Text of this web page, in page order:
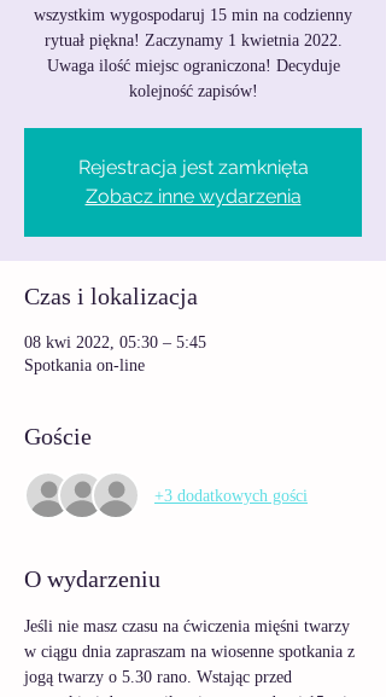
wszystkim wygospodaruj 15 min na codzienny
rytuał piękna! Zaczynamy 1 kwietnia 2022.
Uwaga ilość miejsc ograniczona! Decyduje
kolejność zapisów!
Rejestracja jest zamknięta
Zobacz inne wydarzenia
Czas i lokalizacja
08 kwi 2022, 05:30 – 5:45
Spotkania on-line
Goście
+3 dodatkowych gości
O wydarzeniu
Jeśli nie masz czasu na ćwiczenia mięśni twarzy
w ciągu dnia zapraszam na wiosenne spotkania z
jogą twarzy o 5.30 rano. Wstając przed